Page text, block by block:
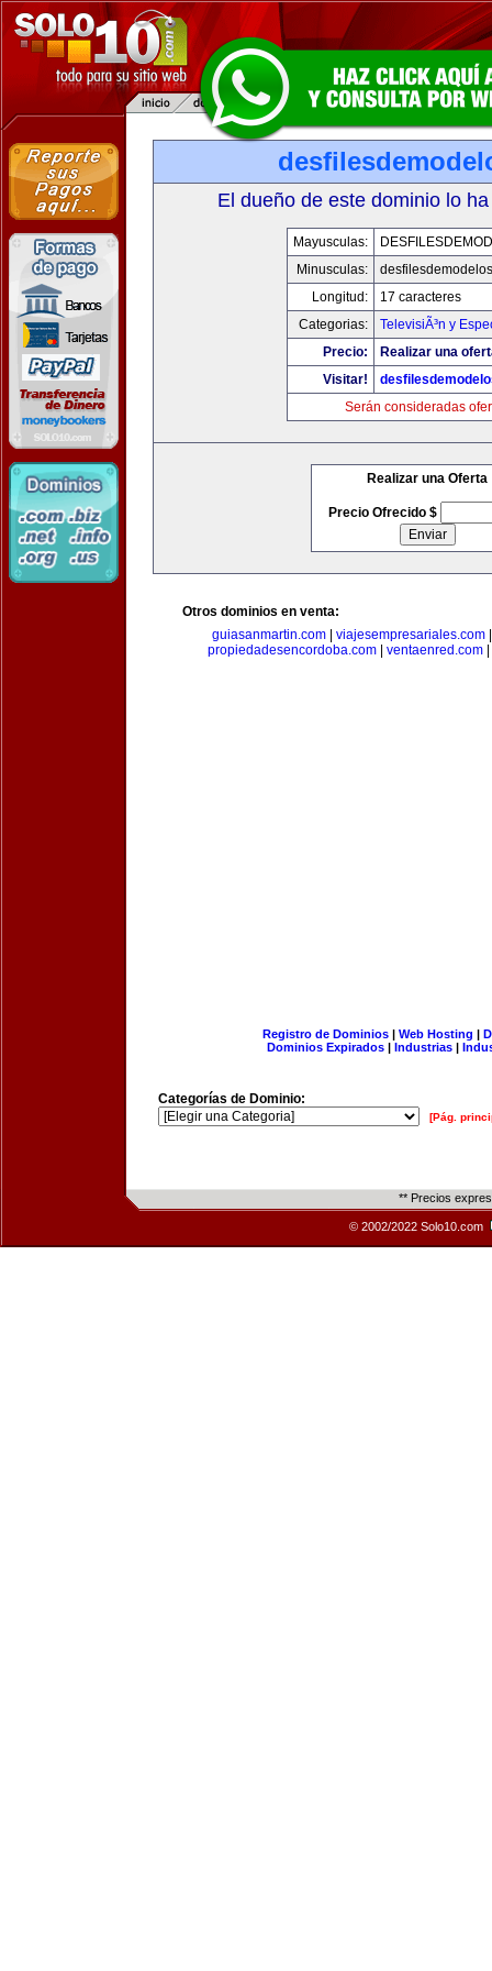
El dueño de este dominio lo
Mayusculas:
Minusculas:
Longitud:
17 caracteres
Categorias:
TelevisiÃ³n y
Precio:
Realizar una
Visitar!
Serán consideradas
Realizar una Oferta
Precio Ofrecido $
Otros dominios en venta:
guiasanmartin.com| viajesempresariales.com
propiedadesencordoba.com
ventaenred.com
Registro de Dominios| Web Hosting |
Dominios Expirados | Industrias |
Categorías de Dominio:
[Pág.
** Precios
© 2002/2022 Solo10.com